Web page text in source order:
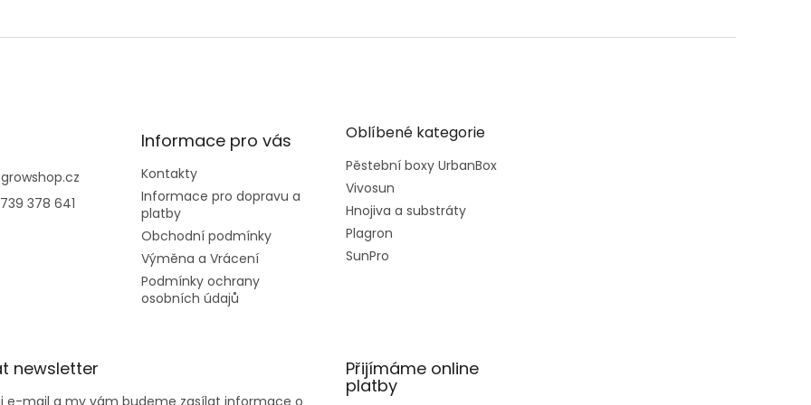
growshop.cz
378 641
Informace pro vás
Kontakty
Informace pro dopravu a
platby
Obchodní podmínky
Výměna a Vrácení
Podmínky ochrany
osobních údajů
Oblíbené kategorie
Pěstební boxy UrbanBox
Vivosun
Hnojiva a substráty
Plagron
SunPro
newsletter
e-mail a my vám budeme zasílat informace o
Přijímáme online
platby